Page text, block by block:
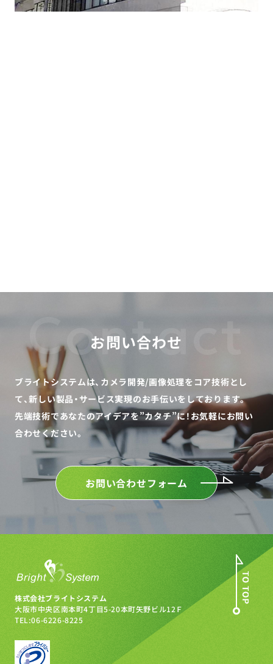
Contact
お問い合わせ
ブライトシステムは、カメラ開発/画像処理をコア技術とし
て、新しい製品・サービス実現のお手伝いをしております。
先端技術であなたのアイデアを”カタチ”に！ お気軽にお問い
合わせください。
お問い合わせフォーム
株式会社ブライトシステム
大阪市中央区南本町4丁目5-20本町矢野ビル12Ｆ
TEL:06-6226-8225